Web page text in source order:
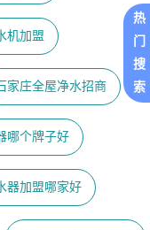
机加盟
家庄全屋净水招商
哪个牌子好
器加盟哪家好
热
门
搜
索